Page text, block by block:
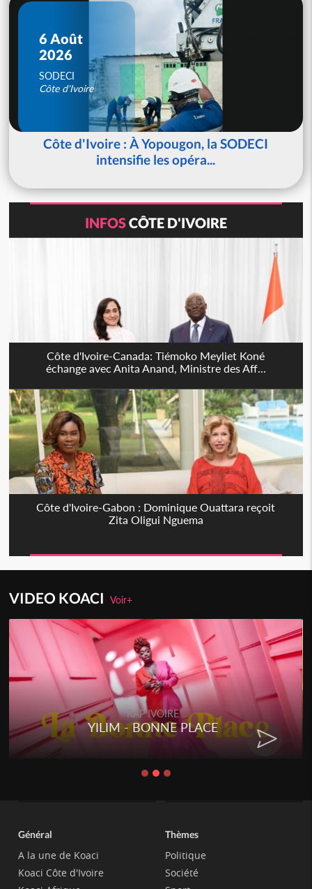
6 Août
2026
SODECI
Côte d'Ivoire
Côte d'Ivoire : À Yopougon, la SODECI
intensifie les opéra...
INFOSCÔTE D'IVOIRE
Côte d'Ivoire-Canada: Tiémoko Meyliet Koné
échange avec Anita Anand, Ministre des Aff...
Côte d'Ivoire-Gabon : Dominique Ouattara reçoit
Zita Oligui Nguema
VIDEO KOACIVoir+
RAP IVOIRE
RENARD BARAKISSA - DOS DE
CHAT
Général
A la une de Koaci
Koaci Côte d'Ivoire
Thèmes
Politique
Société